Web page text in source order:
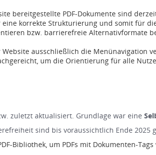
bereitgestellte PDF-Dokumente sind
eine korrekte Strukturierung und somit
bzw. barrierefreie Alternativformate
ausschließlich die Menünavigation
um die Orientierung für alle
zuletzt aktualisiert. Grundlage war eine
sind bis voraussichtlich Ende 2025
Bibliothek, um PDFs mit Dokumenten-